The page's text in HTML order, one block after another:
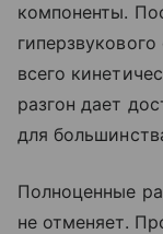
компоненты.
всего
разгон дает
для
Полноценные
не отменяет.